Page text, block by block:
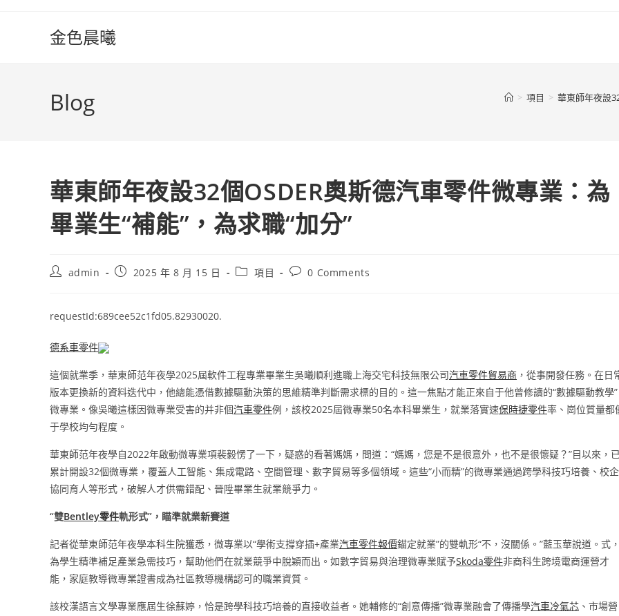
金色晨曦
Blog > 項目 > 華東師年夜設
華東師年夜設32個OSDER奧斯德汽車零件微專業：為
畢業生“補能”，為求職“加分”
Postadmin
Post2025 年 8 月 15 日
Post項目
Post0 Comments
requestId:689cee52c1fd05.82930020.
德系車零件
這個就業季，華東師范年夜學2025屆軟件工程專業畢業生吳曦順利進職上海交宅科技無限公司汽車零件貿易商 ，從事開發任務。在日
版本更換新的資料迭代中，他總能憑借數據驅動決策的思維精準判斷需求標的目的。這一焦點才能正來自于他曾修讀的“數據驅動教學”
微專業。像吳曦這樣因微專業受害的并非個汽車零件例，該校2025屆微專業50名本科畢業生，就業落實速保時捷零件率、崗位質量都
于學校均勻程度。
華東師范年夜學自2022年啟動微專業項裴毅愣了一下，疑惑的看著媽媽，問道：“媽媽，您是不是很意外，也不是很懷疑？”目以來，
累計開設32個微專業，覆蓋人工智能、集成電路、空間管理、數字貿易等多個領域。這些“小而精”的微專業通過跨學科技巧培養、校企
協同育人等形式，破解人才供需錯配、晉陞畢業生就業競爭力。
“雙Bentley零件軌形式”，瞄準就業新賽道
記者從華東師范年夜學本科生院獲悉，微專業以“學術支撐穿插+產業汽車零件報價錨定就業”的雙軌形“不，沒關係。”藍玉華說道。式，
為學生精準補足產業急需技巧，幫助他們在就業競爭中脫穎而出。如數字貿易與治理微專業賦予Skoda零件非商科生跨境電商運營才
能，家庭教導微專業證書成為社區教導機構認可的職業資質。
該校漢語言文學專業應屆生徐蘇婷，恰是跨學科技巧培養的直接收益者。她輔修的“創意傳播”微專業融會了傳播學汽車冷氣芯 、市場營